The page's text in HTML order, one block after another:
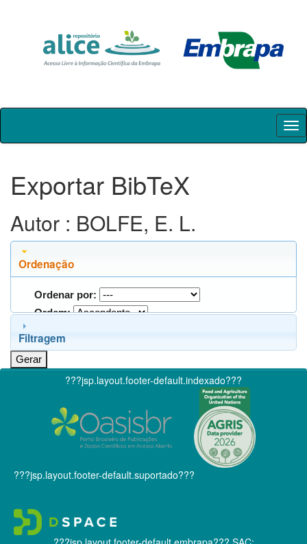
Skip
Exportar BibTeX
Autor : BOLFE, E. L.
Ordenação
Ordenar por:
Ordem:
Filtragem
???jsp.layout.footer-default.indexado???
???jsp.layout.footer-default.suportado???